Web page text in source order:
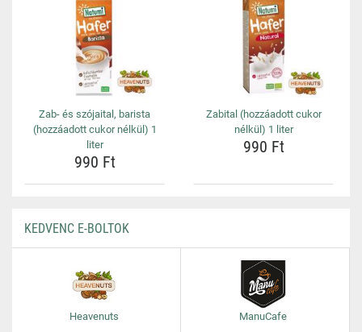
Zab- és szójaital, barista
(hozzáadott cukor nélkül) 1
liter
990 Ft
Zabital (hozzáadott cukor
nélkül) 1 liter
990 Ft
KEDVENC E-BOLTOK
Heavenuts ManuCafe